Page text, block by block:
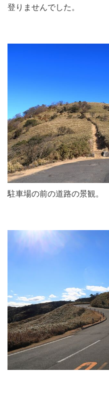
登りませんでした。
駐車場の前の道路の景観。